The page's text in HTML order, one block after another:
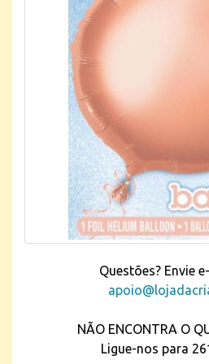
Questões? Envie
NÃO ENCONTRA O
Ligue-nos para